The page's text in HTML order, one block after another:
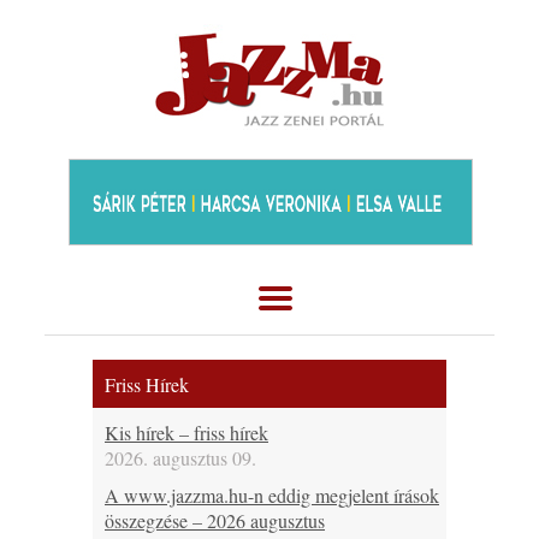
Friss Hírek
Kis hírek – friss hírek
2026. augusztus 09.
A www.jazzma.hu-n eddig megjelent írások
összegzése – 2026 augusztus